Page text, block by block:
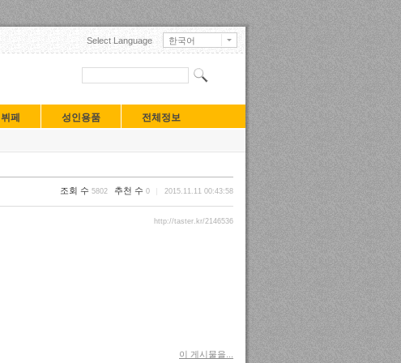
Select Language
한국어
English
日本語
中文(中国)
Français
Deutsch
Tiếng Việt
뷔페 성인용품 전체정보
조회 수 5802 추천 수 0 2015.11.11 00:43:58
http://taster.kr/2146536
이 게시물을...